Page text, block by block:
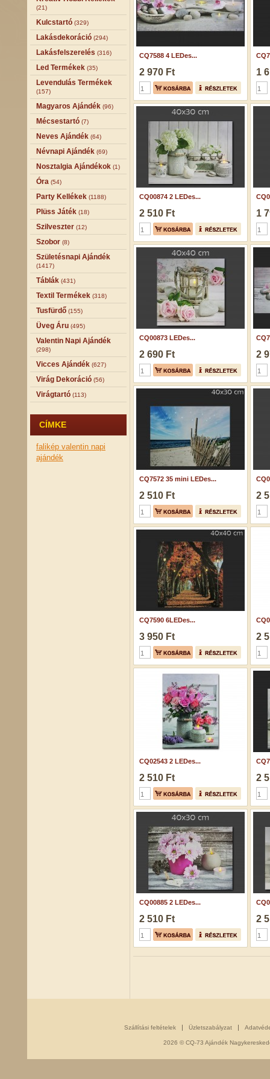
(21)
Kulcstartó (329)
Lakásdekoráció (294)
Lakásfelszerelés (316)
Led Termékek (35)
Levendulás Termékek
(157)
Magyaros Ajándék (96)
Mécsestartó (7)
Neves Ajándék (64)
Névnapi Ajándék (69)
Nosztalgia Ajándékok (1)
Óra (54)
Party Kellékek (1188)
Plüss Játék (18)
Szilveszter (12)
Szobor (8)
Születésnapi Ajándék
(1417)
Táblák (431)
Textil Termékek (318)
Tusfürdő (155)
Üveg Áru (495)
Valentin Napi Ajándék
(298)
Vicces Ajándék (627)
Virág Dekoráció (56)
Virágtartó (113)
CÍMKE
falikép valentin napi
ajándék
CQ7588 4 LEDes...
2 970 Ft 1
CQ00874 2 LEDes...
2 510 Ft 1
CQ00873 LEDes...
2 690 Ft 2
CQ7572 35 mini LEDes...
2 510 Ft 2
CQ7590 6LEDes...
3 950 Ft 2
CQ02543 2 LEDes...
2 510 Ft 2
CQ00885 2 LEDes...
2 510 Ft 2
Szállítási feltételek Üzletszabályzat
2026 © CQ-73 Ajándék